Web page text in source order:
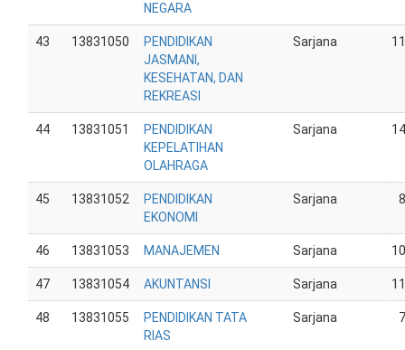
NEGARA
43 13831050
PENDIDIKAN
JASMANI,
KESEHATAN, DAN
REKREASI
Sarjana
44 13831051
PENDIDIKAN
KEPELATIHAN
OLAHRAGA
Sarjana
45 13831052
PENDIDIKAN
EKONOMI
Sarjana
46 13831053 MANAJEMEN Sarjana
47 13831054 AKUNTANSI Sarjana
48 13831055
PENDIDIKAN TATA
RIAS
Sarjana